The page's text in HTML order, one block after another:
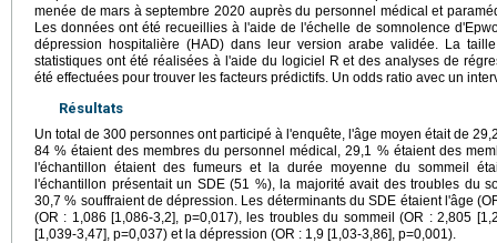
menée de mars à septembre 2020 auprès du personnel médical et
Les données ont été recueillies à l'aide de l'échelle de somnolence
dépression hospitalière (HAD) dans leur version arabe validée. La
statistiques ont été réalisées à l'aide du logiciel R et des analyses de
été effectuées pour trouver les facteurs prédictifs. Un odds ratio avec un
Résultats
Un total de 300 personnes ont participé à l'enquête, l'âge moyen était de
84 % étaient des membres du personnel médical, 29,1 % étaient des
l'échantillon étaient des fumeurs et la durée moyenne du sommeil
l'échantillon présentait un SDE (51 %), la majorité avait des troubles du
30,7 % souffraient de dépression. Les déterminants du SDE étaient l'âge
(OR : 1,086 [1,086-3,2], p=0,017), les troubles du sommeil (OR : 2,805
[1,039-3,47], p=0,037) et la dépression (OR : 1,9 [1,03-3,86], p=0,001).